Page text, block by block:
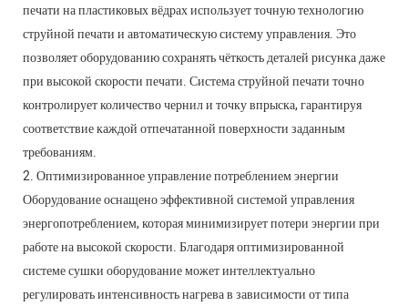
печати на пластиковых вёдрах использует точную технологию
струйной печати и автоматическую систему управления. Это
позволяет оборудованию сохранять чёткость деталей рисунка даже
при высокой скорости печати. ​​Система струйной печати точно
контролирует количество чернил и точку впрыска, гарантируя
соответствие каждой отпечатанной поверхности заданным
требованиям.
2. Оптимизированное управление потреблением энергии
Оборудование оснащено эффективной системой управления
энергопотреблением, которая минимизирует потери энергии при
работе на высокой скорости. Благодаря оптимизированной
системе сушки оборудование может интеллектуально
регулировать интенсивность нагрева в зависимости от типа